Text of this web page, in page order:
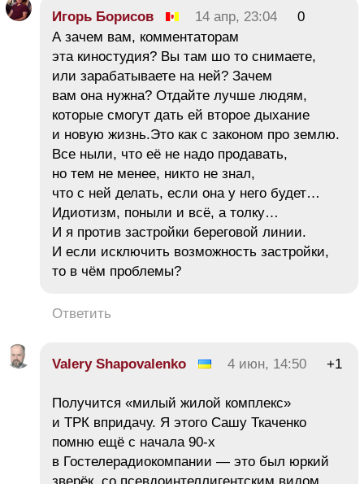
Игорь Борисов 14 апр, 23:04
0
А зачем вам, комментаторам
эта киностудия? Вы там шо то снимаете,
или зарабатываете на ней? Зачем
вам она нужна? Отдайте лучше людям,
которые смогут дать ей второе дыхание
и новую жизнь.Это как с законом про землю.
Все ныли, что её не надо продавать,
но тем не менее, никто не знал,
что с ней делать, если она у него будет…
Идиотизм, поныли и всё, а толку…
И я против застройки береговой линии.
И если исключить возможность застройки,
то в чём проблемы?
Ответить
Valery Shapovalenko 4 июн, 14:50 +1
Получится «милый жилой комплекс»
и ТРК впридачу. Я этого Сашу Ткаченко
помню ещё с начала 90-х
в Гостелерадиокомпании — это был юркий
зверёк, со псевдоинтеллигентским видом,